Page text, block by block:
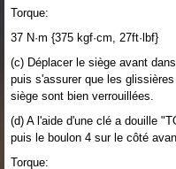
Torque:
37 N·m {375 kgf·cm, 27ft·lbf}
(c) Déplacer le siège avant
puis s'assurer que les
siège sont bien verrouillées.
(d) A l'aide d'une clé a douille
puis le boulon 4 sur le côté
Torque: